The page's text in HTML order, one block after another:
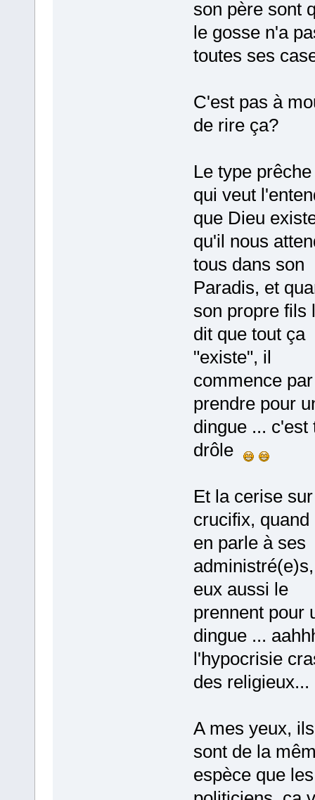
son père sont
le gosse n'a
toutes ses
C'est pas à
de rire ça?
Le type prêche
qui veut
que Dieu
qu'il nous
tous dans son
Paradis, et
son propre fils
dit que tout ça
"existe", il
commence
prendre pour
dingue ... c'est
drôle
Et la cerise
crucifix, quand
en parle à ses
administré(e)s,
eux aussi le
prennent pour
dingue ...
l'hypocrisie
des religieux...
A mes yeux, ils
sont de la
espèce que les